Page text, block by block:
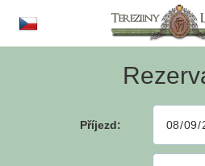
Příjezd: